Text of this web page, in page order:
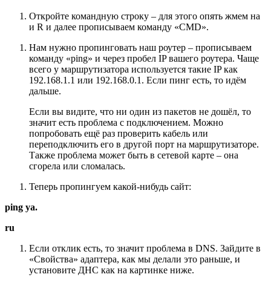
Откройте командную строку – для этого опять жмем на
и R и далее прописываем команду «CMD».
Нам нужно пропинговать наш роутер – прописываем
команду «ping» и через пробел IP вашего роутера. Чаще
всего у маршрутизатора используется такие IP как
192.168.1.1 или 192.168.0.1. Если пинг есть, то идём
дальше.
Если вы видите, что ни один из пакетов не дошёл, то
значит есть проблема с подключением. Можно
попробовать ещё раз проверить кабель или
переподключить его в другой порт на маршрутизаторе.
Также проблема может быть в сетевой карте – она
сгорела или сломалась.
Теперь пропингуем какой-нибудь сайт:
ping ya.
ru
Если отклик есть, то значит проблема в DNS. Зайдите в
«Свойства» адаптера, как мы делали это раньше, и
установите ДНС как на картинке ниже.